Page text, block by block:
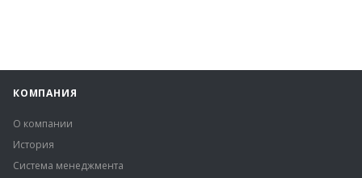
КОМПАНИЯ
О компании
История
Система менеджмента